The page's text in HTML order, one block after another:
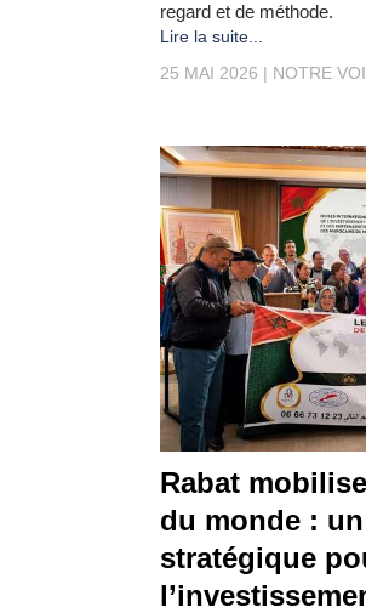
regard et de méthode.
Lire la suite...
25 MAI 2026
NOTRE
Rabat
du monde :
stratégique